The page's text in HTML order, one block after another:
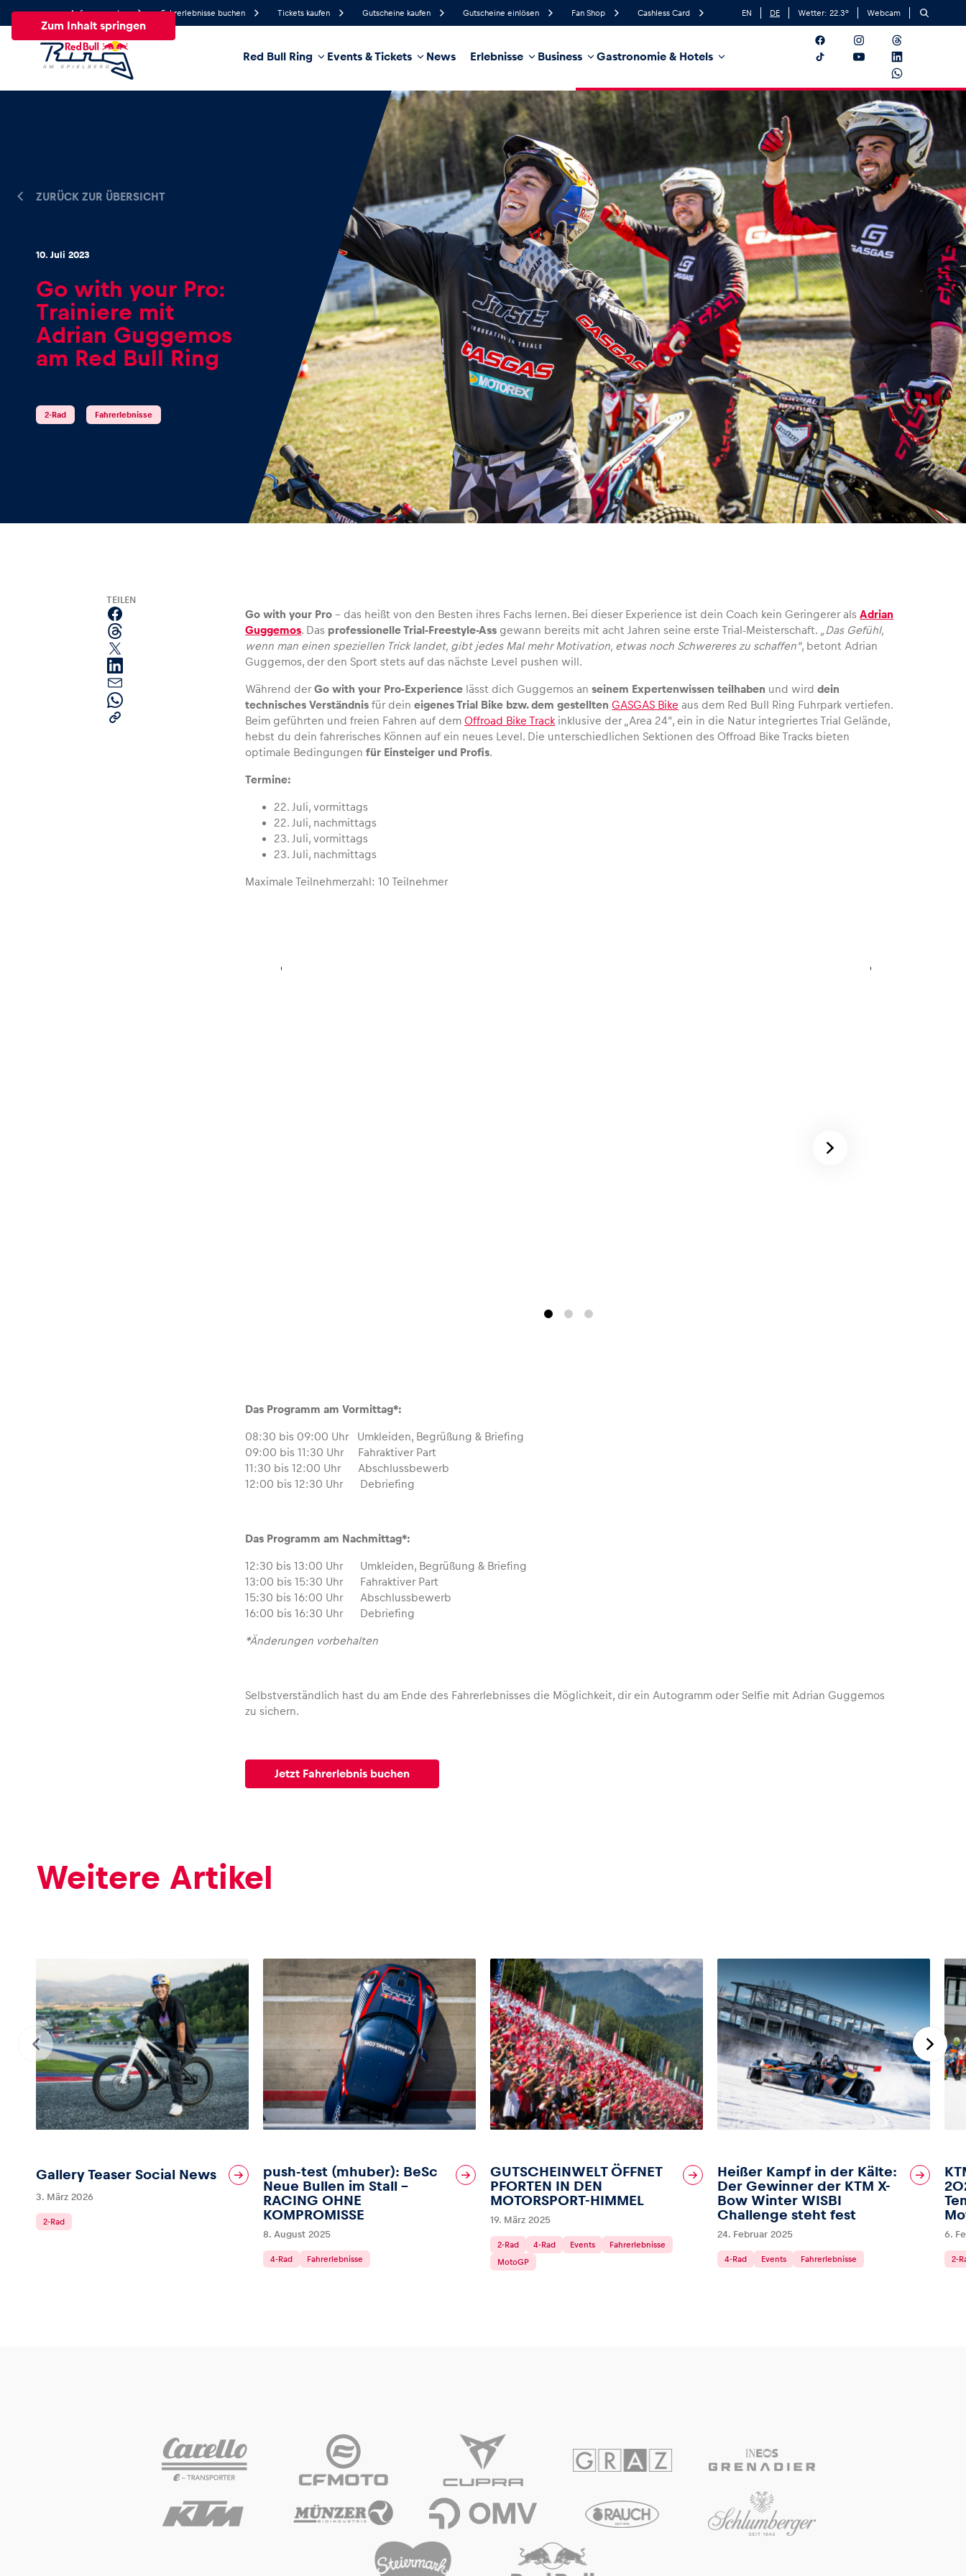
Zum Inhalt springen
Anfrage senden Fahrerlebnisse buchen Tickets kaufen Gutscheine kaufen Gutscheine einlösen Fan Shop Cashless Card EN DE Wetter: 22.3° Webcam
Red Bull Ring Events & Tickets News Erlebnisse Business Gastronomie & Hotels
Regenwahrscheinlichkeit
Ost Windrichtung
Business Glossar
Alle anzeigen
Events
Erlebnisse
ZURÜCK ZUR ÜBERSICHT
10. Juli 2023
Go with your Pro:
Trainiere mit
Adrian Guggemos
am Red Bull Ring
2-Rad Fahrerlebnisse
TEILEN
Go with your Pro – das heißt von den Besten ihres Fachs lernen. Bei dieser Experience ist dein Coach kein Geringerer alsAdrian
Guggemos. Das professionelle Trial-Freestyle-Ass gewann bereits mit acht Jahren seine erste Trial-Meisterschaft. „Das Gefühl,
wenn man einen speziellen Trick landet, gibt jedes Mal mehr Motivation, etwas noch Schwereres zu schaffen“, betont Adrian
Guggemos, der den Sport stets auf das nächste Level pushen will.
Während derGo with your Pro-Experience lässt dich Guggemos anseinem Expertenwissen teilhaben und wirddein
technisches Verständnis für deineigenes Trial Bike bzw. dem gestelltenGASGAS Bike aus dem Red Bull Ring Fuhrpark vertiefen.
Beim geführten und freien Fahren auf demOffroad Bike Track inklusive der „Area 24“, ein in die Natur integriertes Trial Gelände,
hebst du dein fahrerisches Können auf ein neues Level. Die unterschiedlichen Sektionen des Offroad Bike Tracks bieten
optimale Bedingungenfür Einsteiger und Profis.
Termine:
22. Juli, vormittags
22. Juli, nachmittags
23. Juli, vormittags
23. Juli, nachmittags
Maximale Teilnehmerzahl: 10 Teilnehmer
Das Programm am Vormittag*:
08:30 bis 09:00 Uhr Umkleiden, Begrüßung & Briefing
09:00 bis 11:30 Uhr Fahraktiver Part
11:30 bis 12:00 Uhr Abschlussbewerb
12:00 bis 12:30 Uhr Debriefing
Das Programm am Nachmittag*:
12:30 bis 13:00 Uhr Umkleiden, Begrüßung & Briefing
13:00 bis 15:30 Uhr Fahraktiver Part
15:30 bis 16:00 Uhr Abschlussbewerb
16:00 bis 16:30 Uhr Debriefing
*Änderungen vorbehalten
Selbstverständlich hast du am Ende des Fahrerlebnisses die Möglichkeit, dir ein Autogramm oder Selfie mit Adrian Guggemos
zu sichern.
Jetzt Fahrerlebnis buchen
Weitere Artikel
Gallery Teaser Social News
3. März 2026
2-Rad
push-test (mhuber): BeSc
Neue Bullen im Stall –
RACING OHNE
KOMPROMISSE
8. August 2025
4-Rad Fahrerlebnisse
GUTSCHEINWELT ÖFFNET
PFORTEN IN DEN
MOTORSPORT-HIMMEL
19. März 2025
2-Rad 4-Rad Events
Fahrerlebnisse
MotoGP
Heißer Kampf in der Kälte:
Der Gewinner der KTM X-
Bow Winter WISBI
Challenge steht fest
24. Februar 2025
4-Rad Events Fahrerlebnisse
6.
2-